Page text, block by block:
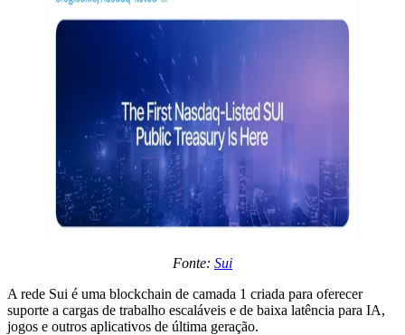
Fonte: Sui
A rede Sui é uma blockchain de camada 1 criada para oferecer
suporte a cargas de trabalho escaláveis e de baixa latência para IA,
jogos e outros aplicativos de última geração.